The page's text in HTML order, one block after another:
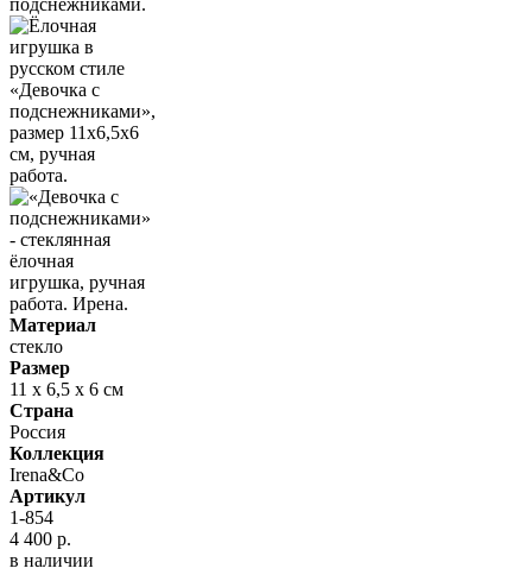
Материал
стекло
Размер
11 х 6,5 х 6 см
Страна
Россия
Коллекция
Irena&Co
Артикул
1-854
4 400 р.
в наличии